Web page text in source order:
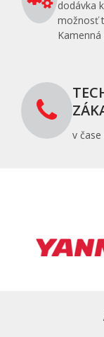
dodávka
možnosť
v